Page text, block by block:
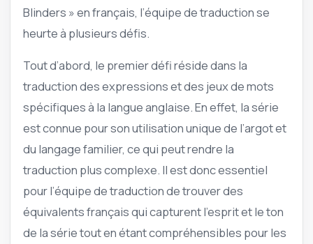
Blinders » en français, l’équipe de traduction se
heurte à plusieurs défis.
Tout d’abord, le premier défi réside dans la
traduction des expressions et des jeux de mots
spécifiques à la langue anglaise. En effet, la série
est connue pour son utilisation unique de l’argot et
du langage familier, ce qui peut rendre la
traduction plus complexe. Il est donc essentiel
pour l’équipe de traduction de trouver des
équivalents français qui capturent l’esprit et le ton
de la série tout en étant compréhensibles pour les